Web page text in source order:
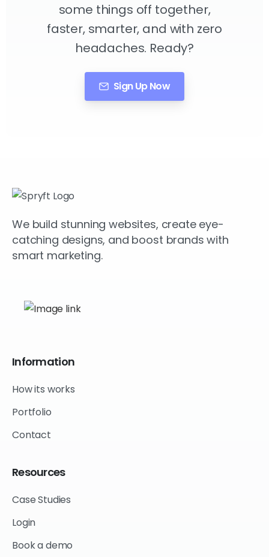
some things off together,
faster, smarter, and with zero
headaches. Ready?
Sign Up Now
We build stunning websites, create eye-
catching designs, and boost brands with
smart marketing.
Information
How its works
Portfolio
Contact
Resources
Case Studies
Login
Book a demo